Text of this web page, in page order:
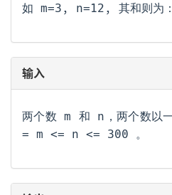
如 m=3, n=12, 其和则为
输入
两个数 m 和 n，两个数以
= m <= n <= 300 。